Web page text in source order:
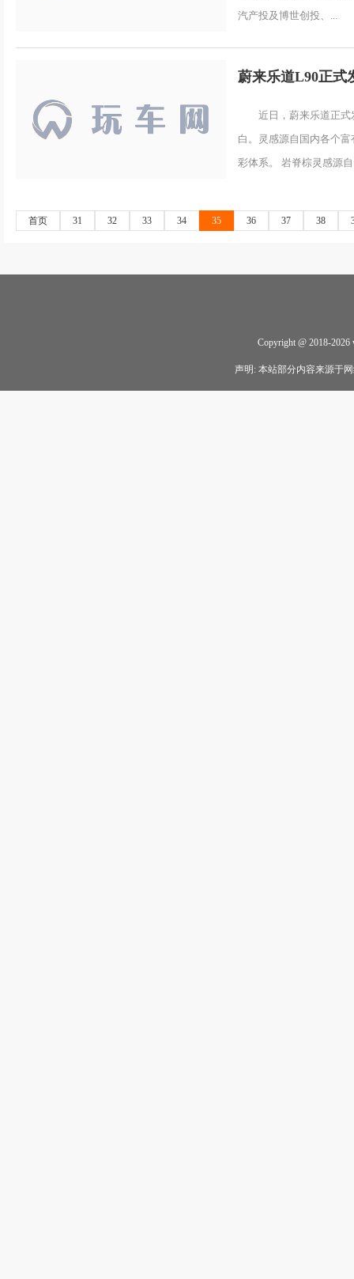
汽产投及博世创投、...
蔚来乐道L90正式
近日，蔚来乐道正
白。灵感源自国内各个
彩体系。 岩脊棕灵感源
首页 31 32 33 34 35 36 37 38
Copyright @ 2018-2026
声明: 本站部分内容来源于